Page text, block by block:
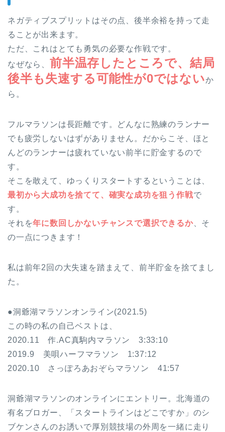
ネガティブスプリットはその点、後半余裕を持って走
ることが出来ます。
ただ、これはとても勇気の必要な作戦です。
なぜなら、 前半温存したところで、結局
後半も失速する可能性が0ではないか
ら。
フルマラソンは長距離です。どんなに熟練のランナー
でも疲労しないはずがありません。だからこそ、ほと
んどのランナーは疲れていない前半に貯金するので
す。
そこを敢えて、ゆっくりスタートするということは、
最初から大成功を捨てて、確実な成功を狙う作戦で
す。
それを年に数回しかないチャンスで選択できるか、そ
の一点につきます！
私は前年2回の大失速を踏まえて、前半貯金を捨てまし
た。
●洞爺湖マラソンオンライン(2021.5)
この時の私の自己ベストは、
2020.11 作.AC真駒内マラソン 3:33:10
2019.9 美唄ハーフマラソン 1:37:12
2020.10 さっぽろあおぞらマラソン 41:57
洞爺湖マラソンのオンラインにエントリー。北海道の
有名ブロガー、「スタートラインはどこですか」のシ
ブケンさんのお誘いで厚別競技場の外周を一緒に走り